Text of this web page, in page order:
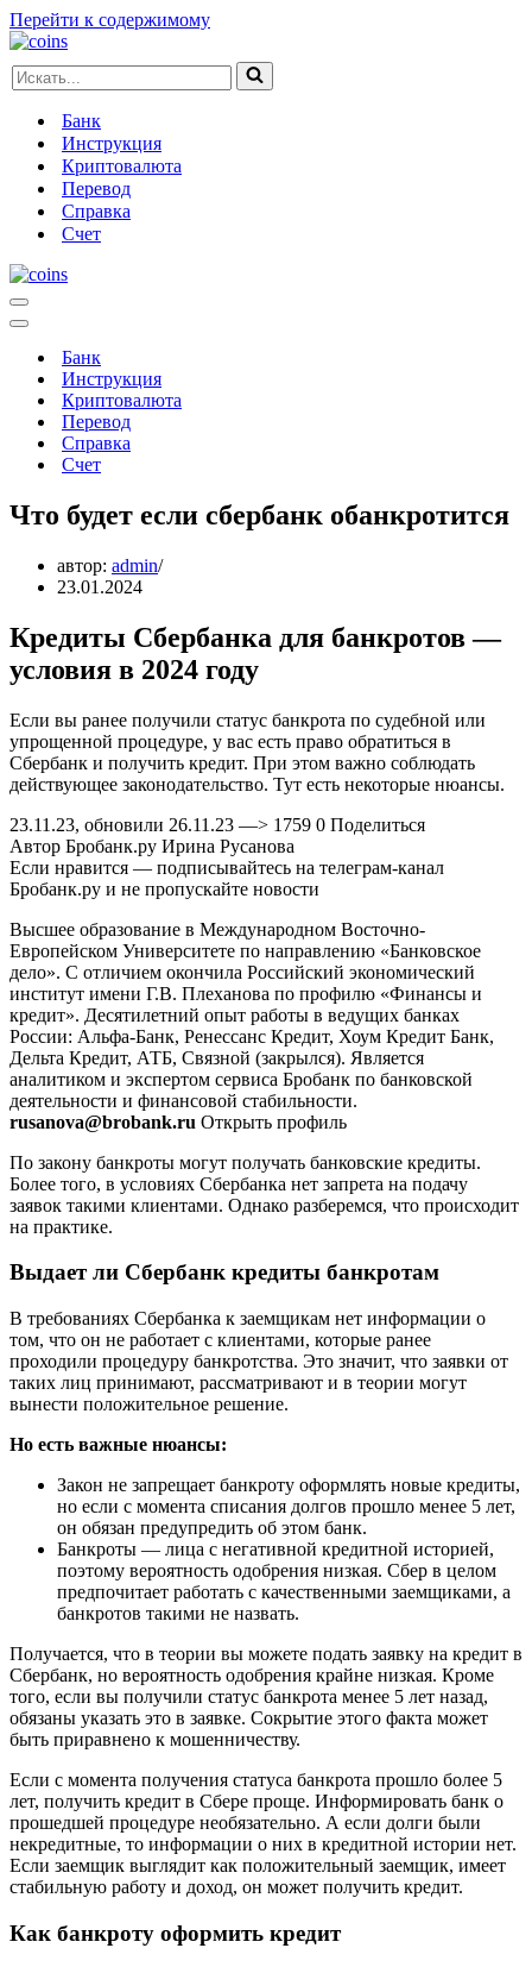
Перейти к содержимому
Искать...
Банк
Инструкция
Криптовалюта
Перевод
Справка
Счет
Меню
навигации
Меню
навигацииБанк
Инструкция
Криптовалюта
Перевод
Справка
Счет
Что будет если сбербанк обанкротится
автор: admin
23.01.2024
Кредиты Сбербанка для банкротов —
условия в 2024 году
Если вы ранее получили статус банкрота по судебной или
упрощенной процедуре, у вас есть право обратиться в
Сбербанк и получить кредит. При этом важно соблюдать
действующее законодательство. Тут есть некоторые нюансы.
23.11.23, обновили 26.11.23 —> 1759 0 Поделиться
Автор Бробанк.ру Ирина Русанова
Если нравится — подписывайтесь на телеграм-канал
Бробанк.ру и не пропускайте новости
Высшее образование в Международном Восточно-
Европейском Университете по направлению «Банковское
дело». С отличием окончила Российский экономический
институт имени Г.В. Плеханова по профилю «Финансы и
кредит». Десятилетний опыт работы в ведущих банках
России: Альфа-Банк, Ренессанс Кредит, Хоум Кредит Банк,
Дельта Кредит, АТБ, Связной (закрылся). Является
аналитиком и экспертом сервиса Бробанк по банковской
деятельности и финансовой стабильности.
rusanova@brobank.ru Открыть профиль
По закону банкроты могут получать банковские кредиты.
Более того, в условиях Сбербанка нет запрета на подачу
заявок такими клиентами. Однако разберемся, что происходит
на практике.
Выдает ли Сбербанк кредиты банкротам
В требованиях Сбербанка к заемщикам нет информации о
том, что он не работает с клиентами, которые ранее
проходили процедуру банкротства. Это значит, что заявки от
таких лиц принимают, рассматривают и в теории могут
вынести положительное решение.
Но есть важные нюансы:
Закон не запрещает банкроту оформлять новые кредиты,
но если с момента списания долгов прошло менее 5 лет,
он обязан предупредить об этом банк.
Банкроты — лица с негативной кредитной историей,
поэтому вероятность одобрения низкая. Сбер в целом
предпочитает работать с качественными заемщиками, а
банкротов такими не назвать.
Получается, что в теории вы можете подать заявку на кредит в
Сбербанк, но вероятность одобрения крайне низкая. Кроме
того, если вы получили статус банкрота менее 5 лет назад,
обязаны указать это в заявке. Сокрытие этого факта может
быть приравнено к мошенничеству.
Если с момента получения статуса банкрота прошло более 5
лет, получить кредит в Сбере проще. Информировать банк о
прошедшей процедуре необязательно. А если долги были
некредитные, то информации о них в кредитной истории нет.
Если заемщик выглядит как положительный заемщик, имеет
стабильную работу и доход, он может получить кредит.
Как банкроту оформить кредит